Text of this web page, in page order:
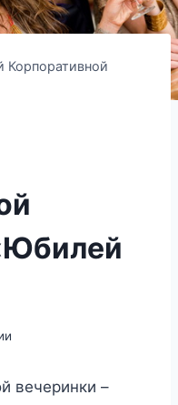
Корпоративной